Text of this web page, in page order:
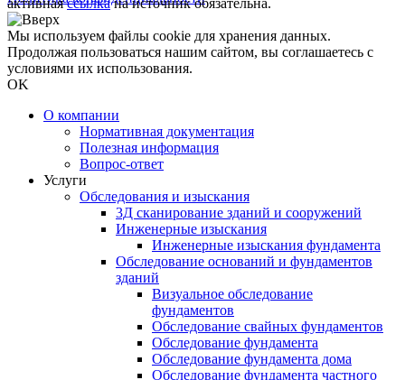
активнаяссылкана источник обязательна.
Мы используем файлы cookie для хранения данных.
Продолжая пользоваться нашим сайтом, вы соглашаетесь с
условиями их использования.
OK
О компании
Нормативная документация
Полезная информация
Вопрос-ответ
Услуги
Обследования и изыскания
3Д сканирование зданий и сооружений
Инженерные изыскания
Инженерные изыскания фундамента
Обследование оснований и фундаментов
зданий
Визуальное обследование
фундаментов
Обследование свайных фундаментов
Обследование фундамента
Обследование фундамента дома
Обследование фундамента частного